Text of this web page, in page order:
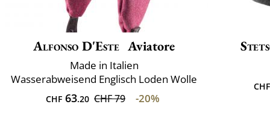
Alfonso D'Este Aviatore
Made in Italien
Wasserabweisend Englisch Loden Wolle
CHF 63.20 CHF 79 -20%
CHF